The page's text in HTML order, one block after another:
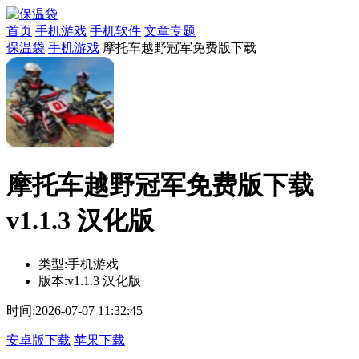
首页 手机游戏 手机软件 文章专题
保温袋 手机游戏 摩托车越野冠军免费版下载
摩托车越野冠军免费版下载
v1.1.3 汉化版
类型:手机游戏
版本:v1.1.3 汉化版
时间:2026-07-07 11:32:45
安卓版下载 苹果下载